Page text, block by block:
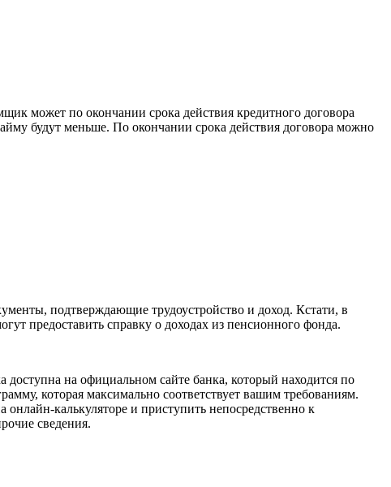
может по окончании срока действия кредитного договора
будут меньше. По окончании срока действия договора можно
подтверждающие трудоустройство и доход. Кстати, в
предоставить справку о доходах из пенсионного фонда.
на официальном сайте банка, который находится по
которая максимально соответствует вашим требованиям.
калькуляторе и приступить непосредственно к
сведения.